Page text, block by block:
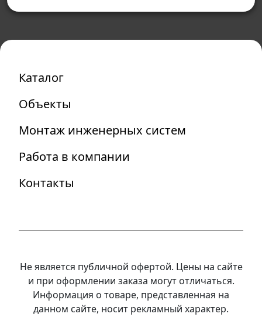
Каталог
Объекты
Монтаж инженерных систем
Работа в компании
Контакты
Не является публичной офертой. Цены на сайте
и при оформлении заказа могут отличаться.
Информация о товаре, представленная на
данном сайте, носит рекламный характер.